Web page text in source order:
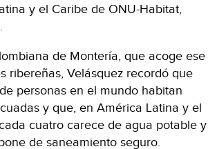
y el Caribe de ONU-Habitat,
de Montería, que acoge ese
ribereñas, Velásquez recordó que
personas en el mundo habitan
y que, en América Latina y el
cuatro carece de agua potable y
de saneamiento seguro.